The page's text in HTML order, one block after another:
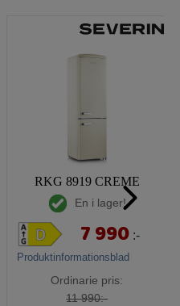
RKG 8919 CREME
En i lager!
Produktinformationsblad
7 990 :-
Ordinarie pris:
11 990:-